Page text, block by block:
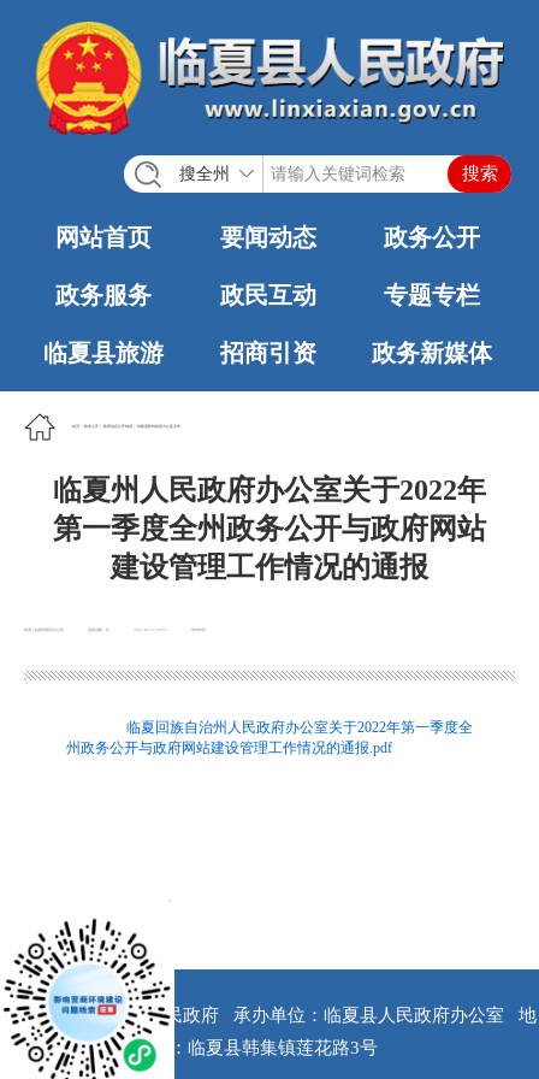
搜全州
网站首页 要闻动态 政务公开
政务服务 政民互动 专题专栏
临夏县旅游 招商引资 政务新媒体
首页 政务公开 政府信息公开制度 州政府和州政府办公室文件
临夏州人民政府办公室关于2022年
第一季度全州政务公开与政府网站
建设管理工作情况的通报
来源：临夏州政府办公室 浏览次数： 发布时间：
2022-05-23 09:53
临夏回族自治州人民政府办公室关于2022年第一季度全
州政务公开与政府网站建设管理工作情况的通报.pdf
版权所有：临夏县人民政府 承办单位：临夏县人民政府办公室
地
址：临夏县韩集镇莲花路3号
x